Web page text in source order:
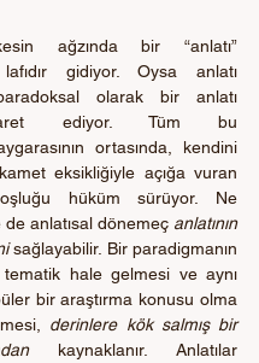
ağzında bir “anlatı”
gidiyor. Oysa anlatı
olarak bir anlatı
ortasında, kendini
eksikliğiyle açığa vuran
de anlatısal dönemeç anlatının
sağlayabilir. Bir paradigmanın
tematik hale gelmesi ve aynı
bir araştırma konusu olma
derinlere kök salmış bir
kaynaklanır. Anlatılar